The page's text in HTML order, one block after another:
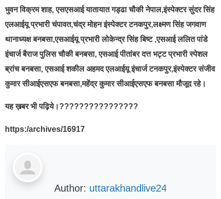
भुवन विक्रम शाह, एसएसआई यातायात गड्ढा चौकी नेपाल,इंस्पेक्टर सुंदर सिंह
एलआईयू प्रभारी चंपावत,चंद्र मोहन इंस्पेक्टर टनकपुर,लक्ष्मण सिंह जगवाण
थानाध्यक्ष बनबसा,एसआईयू प्रभारी लोकेन्द्र सिंह बिष्ट ,एसआई ललित पांडे
इंचार्ज बैराज पुलिस चौकी बनबसा, एसआई पीतांबर दत्त भट्ट प्रभारी स्पेशल
ब्रांच बनबसा, एसआई शकील अहमद एलआईयू इंचार्ज टनकपुर,इंस्पेक्टर संजीव
कुमार सीआईएसएफ बनबसा,महेंद्र कुमार सीआईएसएफ बनबसा मौजूद रहे।
यह ख़बर भी पढ़िये।????????????????
https:/archives/16917
Author: uttarakhandlive24